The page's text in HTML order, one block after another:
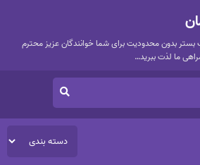
بستر بدون محدودیت برای شما خوانندگان عزیز محترم
ما لذت ببرید…